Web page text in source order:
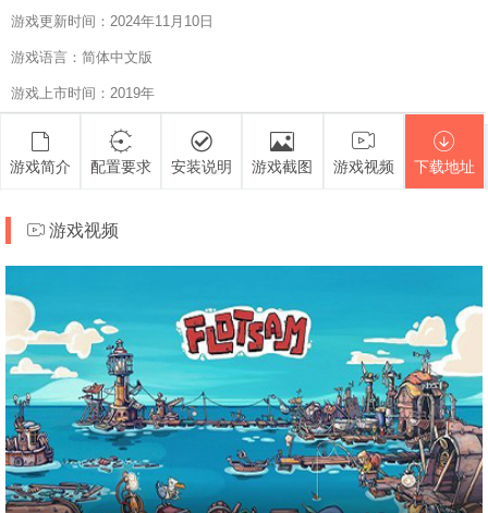
游戏更新时间：2024年11月10日
游戏语言：简体中文版
游戏上市时间：2019年
游戏简介 配置要求 安装说明 游戏截图 游戏视频 下载地址
游戏视频